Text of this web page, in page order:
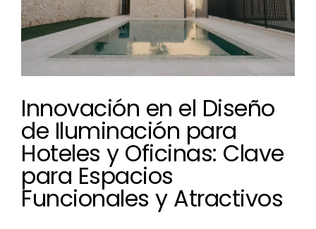
Innovación en el Diseño
de Iluminación para
Hoteles y Oficinas: Clave
para Espacios
Funcionales y Atractivos